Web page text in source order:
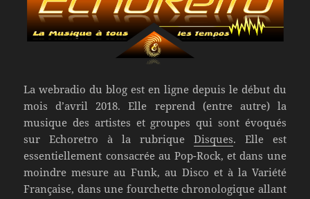
La webradio du blog est en ligne depuis le début du
mois d’avril 2018. Elle reprend (entre autre) la
musique des artistes et groupes qui sont évoqués
sur Echoretro à la rubrique Disques. Elle est
essentiellement consacrée au Pop-Rock, et dans une
moindre mesure au Funk, au Disco et à la Variété
Française, dans une fourchette chronologique allant